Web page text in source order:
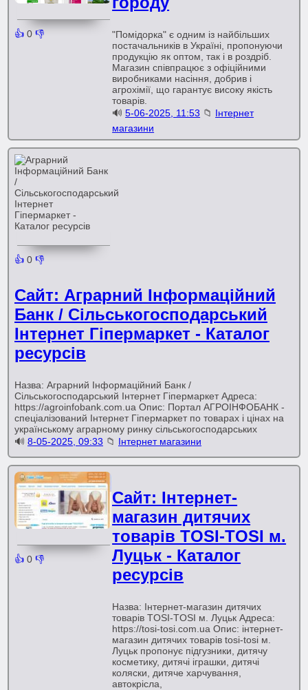
👍 0 👎
"Помідорка" є одним із найбільших
постачальників в Україні, пропонуючи
продукцію як оптом, так і в роздріб.
Магазин співпрацює з офіційними
виробниками насіння, добрив і
агрохімії, що гарантує високу якість
товарів.
🔊5-06-2025, 11:53 📁 Інтернет
магазини
👍 0 👎
Сайт: Аграрний Інформаційний
Банк / Сільськогосподарський
Інтернет Гіпермаркет - Каталог
ресурсів
Назва: Аграрний Інформаційний Банк /
Сільськогосподарський Інтернет Гіпермаркет Адреса:
https://agroinfobank.com.ua Опис: Портал АГРОІНФОБАНК -
спеціалізований Інтернет Гіпермаркет по товарах і цінах на
українському аграрному ринку сільськогосподарських
🔊 8-05-2025, 09:33 📁 Інтернет магазини
👍 0 👎
Сайт: Iнтернет-
магазин дитячих
товарів TOSI-TOSI м.
Луцьк - Каталог
ресурсів
Назва: Iнтернет-магазин дитячих
товарів TOSI-TOSI м. Луцьк Адреса:
https://tosi-tosi.com.ua Опис: інтернет-
магазин дитячих товарів tosi-tosi м.
Луцьк пропонує підгузники, дитячу
косметику, дитячі іграшки, дитячі
коляски, дитяче харчування,
автокрісла,